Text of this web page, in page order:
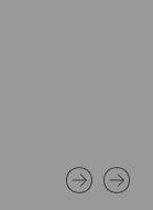
снимката!